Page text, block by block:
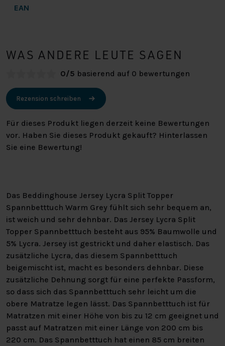
EAN
WAS ANDERE LEUTE SAGEN
0/5 basierend auf 0 bewertungen
Rezension schreiben
Für dieses Produkt liegen derzeit keine Bewertungen
vor. Haben Sie dieses Produkt gekauft? Hinterlassen
Sie eine Bewertung!
Das Beddinghouse Jersey Lycra Split Topper
Spannbetttuch Warm Grey fühlt sich sehr bequem an,
ist weich und sehr dehnbar. Das Jersey Lycra Split
Topper Spannbetttuch besteht aus 95% Baumwolle und
5% Lycra. Jersey ist gestrickt und daher elastisch. Das
zusätzliche Lycra, das diesem Spannbetttuch
beigemischt ist, macht es besonders dehnbar. Diese
zusätzliche Dehnung sorgt für eine perfekte Passform,
so dass sich das Spannbetttuch sehr leicht um die
obere Matratze legen lässt. Das Spannbetttuch ist für
Matratzen mit einer Höhe von bis zu 12 cm geeignet und
passt auf Matratzen mit einer Länge von 200 cm bis
220 cm. Das Spannbetttuch hat einen 85 cm breiten